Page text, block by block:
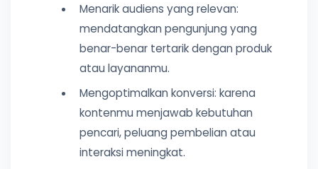
Menarik audiens yang relevan:
mendatangkan pengunjung yang
benar-benar tertarik dengan produk
atau layananmu.
Mengoptimalkan konversi: karena
kontenmu menjawab kebutuhan
pencari, peluang pembelian atau
interaksi meningkat.